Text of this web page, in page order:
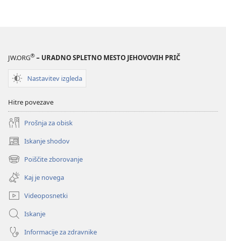
JW.ORG® – URADNO SPLETNO MESTO JEHOVOVIH PRIČ
Nastavitev izgleda
Hitre povezave
Prošnja za obisk
Iskanje shodov
(odpre
novo
okno)
Poiščite zborovanje
(odpre
novo
okno)
Kaj je novega
Videoposnetki
Iskanje
Informacije za zdravnike